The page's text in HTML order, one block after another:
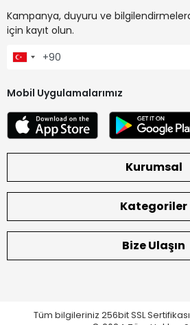
Kampanya, duyuru ve
için kayıt olun.
Mobil Uygulamalarımız
Kurumsal
Kategoriler
Bize Ulaşın
Tüm bilgileriniz 256bit SSL